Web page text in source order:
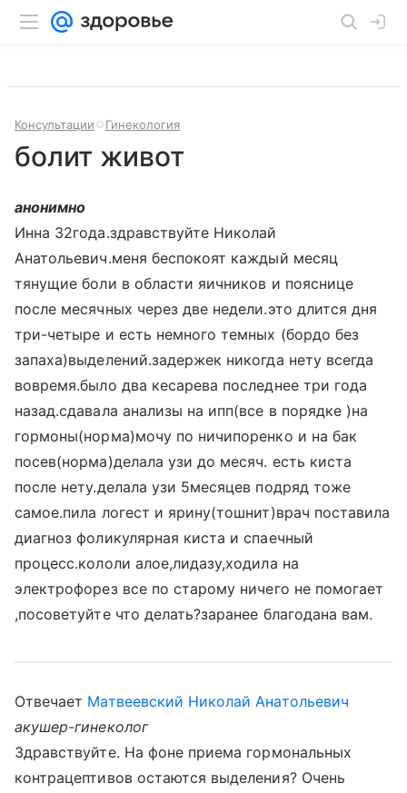
Консультации Гинекология
болит живот
анонимно
Инна 32года.здравствуйте Николай
Анатольевич.меня беспокоят каждый месяц
тянущие боли в области яичников и пояснице
после месячных через две недели.это длится дня
три-четыре и есть немного темных (бордо без
запаха)выделений.задержек никогда нету всегда
вовремя.было два кесарева последнее три года
назад.сдавала анализы на ипп(все в порядке )на
гормоны(норма)мочу по ничипоренко и на бак
посев(норма)делала узи до месяч. есть киста
после нету.делала узи 5месяцев подряд тоже
самое.пила логест и ярину(тошнит)врач поставила
диагноз фоликулярная киста и спаечный
процесс.кололи алое,лидазу,ходила на
электрофорез все по старому ничего не помогает
,посоветуйте что делать?заранее благодана вам.
Отвечает Матвеевский Николай Анатольевич
акушер-гинеколог
Здравствуйте. На фоне приема гормональных
контрацептивов остаются выделения? Очень